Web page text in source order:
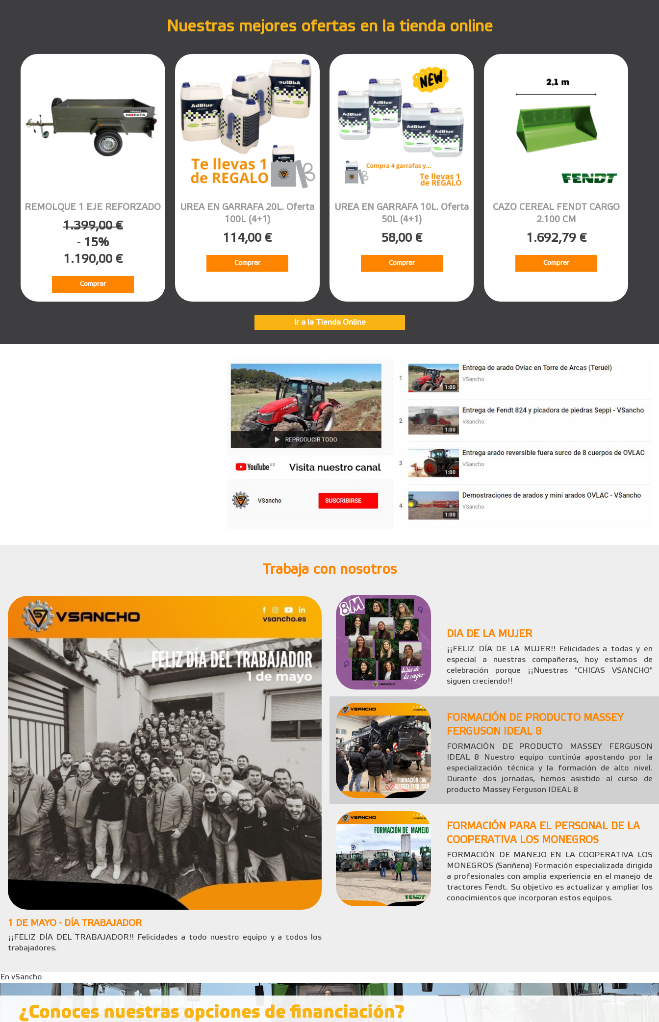
Nuestras mejores ofertas en la tienda online
REMOLQUE 1 EJE REFORZADO
1.399,00 €
- 15%
1.190,00 €
Comprar
UREA EN GARRAFA 20L. Oferta
100L (4+1)
114,00 €
Comprar
UREA EN GARRAFA 10L. Oferta
50L (4+1)
58,00 €
Comprar
CAZO CEREAL FENDT CARGO
2.100 CM
1.692,79 €
Comprar
Ir a la Tienda Online
Trabaja con nosotros
1 DE MAYO - DÍA TRABAJADOR
¡¡FELIZ DÍA DEL TRABAJADOR!! Felicidades a todo nuestro equipo y a todos los
trabajadores.
DIA DE LA MUJER
¡¡FELIZ DÍA DE LA MUJER!! Felicidades a todas y en
especial a nuestras compañeras, hoy estamos de
celebración porque ¡¡Nuestras "CHICAS VSANCHO"
siguen creciendo!!
FORMACIÓN DE PRODUCTO MASSEY
FERGUSON IDEAL 8
FORMACIÓN DE PRODUCTO MASSEY FERGUSON
IDEAL 8 Nuestro equipo continúa apostando por la
especialización técnica y la formación de alto nivel.
Durante dos jornadas, hemos asistido al curso de
producto Massey Ferguson IDEAL 8
FORMACIÓN PARA EL PERSONAL DE LA
COOPERATIVA LOS MONEGROS
FORMACIÓN DE MANEJO EN LA COOPERATIVA LOS
MONEGROS (Sariñena) Formación especializada dirigida
a profesionales con amplia experiencia en el manejo de
tractores Fendt. Su objetivo es actualizar y ampliar los
conocimientos que incorporan estos equipos.
En vSancho